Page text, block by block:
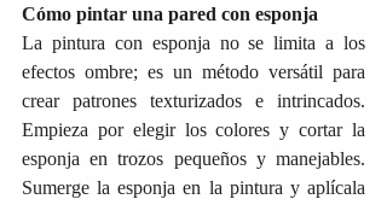
Cómo pintar una pared con esponja
La pintura con esponja no se limita a los
efectos ombre; es un método versátil para
crear patrones texturizados e intrincados.
Empieza por elegir los colores y cortar la
esponja en trozos pequeños y manejables.
Sumerge la esponja en la pintura y aplícala